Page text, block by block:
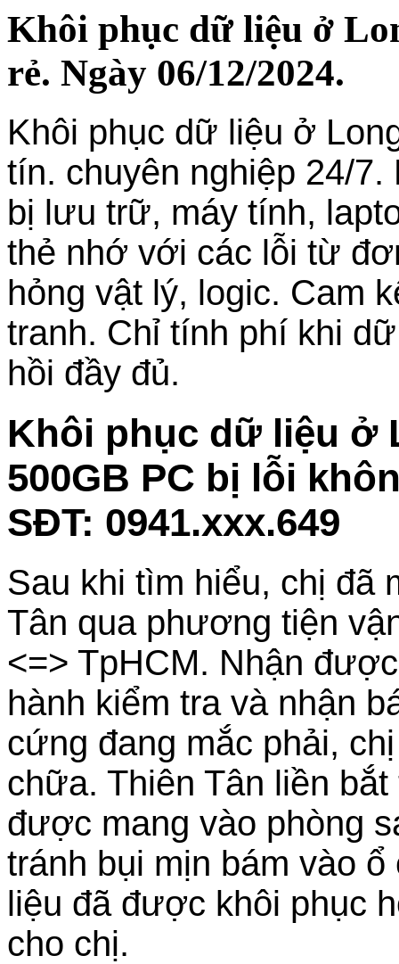
Khôi phục dữ liệu ở
rẻ. Ngày 06/12/2024.
Khôi phục dữ liệu ở
tín. chuyên nghiệp 24/
bị lưu trữ, máy tính,
thẻ nhớ với các lỗi từ
hỏng vật lý, logic. Cam
tranh. Chỉ tính phí khi
hồi đầy đủ.
Khôi phục dữ liệu ở
500GB PC bị lỗi
SĐT: 0941.xxx.649
Sau khi tìm hiểu, chị đã
Tân qua phương tiện
<=> TpHCM. Nhận
hành kiểm tra và nhận
cứng đang mắc phải,
chữa. Thiên Tân liền
được mang vào phòng
tránh bụi mịn bám vào
liệu đã được khôi phục
cho chị.